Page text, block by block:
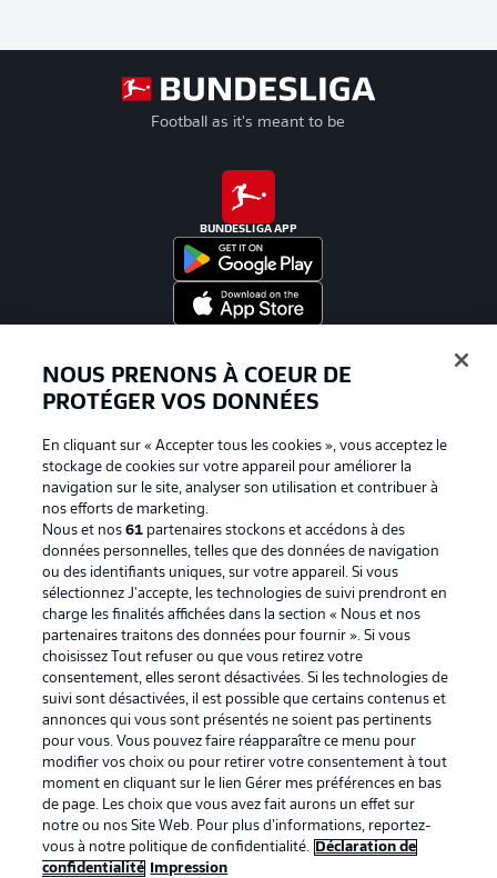
Football as it's meant to be
BUNDESLIGA APP
La publicité Conditions d’utilisation des
Mentions Légales Gérer mes préférences
Déclaration de
confidentialité
Diffuseurs
Travaux Contact
Impression Joueurs
NOUS PRENONS À COEUR DE
PROTÉGER VOS DONNÉES
En cliquant sur « Accepter tous les cookies », vous acceptez le
stockage de cookies sur votre appareil pour améliorer la
navigation sur le site, analyser son utilisation et contribuer à
nos efforts de marketing.
Nous et nos61 partenaires stockons et accédons à des
données personnelles, telles que des données de navigation
ou des identifiants uniques, sur votre appareil. Si vous
sélectionnez J'accepte, les technologies de suivi prendront en
charge les finalités affichées dans la section « Nous et nos
partenaires traitons des données pour fournir ». Si vous
choisissez Tout refuser ou que vous retirez votre
consentement, elles seront désactivées. Si les technologies de
suivi sont désactivées, il est possible que certains contenus et
annonces qui vous sont présentés ne soient pas pertinents
pour vous. Vous pouvez faire réapparaître ce menu pour
modifier vos choix ou pour retirer votre consentement à tout
moment en cliquant sur le lien Gérer mes préférences en bas
de page. Les choix que vous avez fait aurons un effet sur
notre ou nos Site Web. Pour plus d’informations, reportez-
vous à notre politique de confidentialité.
Déclaration de
confidentialité
Impression